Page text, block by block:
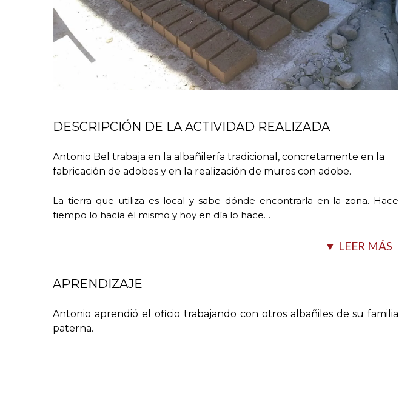
DESCRIPCIÓN DE LA ACTIVIDAD REALIZADA
Antonio Bel trabaja en la albañilería tradicional, concretamente en la
fabricación de adobes y en la realización de muros con adobe.
La tierra que utiliza es local y sabe dónde encontrarla en la zona. Hace
tiempo lo hacía él mismo y hoy en día lo hace…
▼ LEER MÁS
APRENDIZAJE
Antonio aprendió el oficio trabajando con otros albañiles de su familia
paterna.